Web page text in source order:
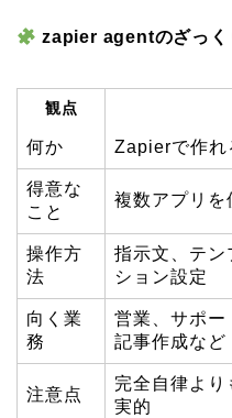
zapier agentのざっく
観点
何か Zapierで作れ
得意な
こと
複数アプリを
操作方
法
指示文、テン
ション設定
向く業
務
営業、サポー
記事作成など
注意点
完全自律より
実的